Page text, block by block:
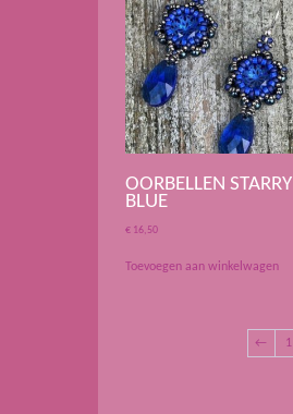
OORBELLEN STARRY
BLUE
€ 16,50
Toevoegen aan winkelwagen
← 1